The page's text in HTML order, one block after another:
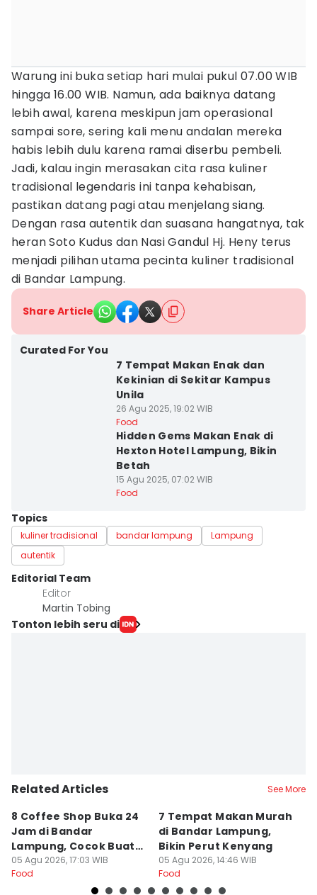
Warung ini buka setiap hari mulai pukul 07.00 WIB
hingga 16.00 WIB. Namun, ada baiknya datang
lebih awal, karena meskipun jam operasional
sampai sore, sering kali menu andalan mereka
habis lebih dulu karena ramai diserbu pembeli.
Jadi, kalau ingin merasakan cita rasa kuliner
tradisional legendaris ini tanpa kehabisan,
pastikan datang pagi atau menjelang siang.
Dengan rasa autentik dan suasana hangatnya, tak
heran Soto Kudus dan Nasi Gandul Hj. Heny terus
menjadi pilihan utama pecinta kuliner tradisional
di Bandar Lampung.
Share Article
Curated For You
7 Tempat Makan Enak dan
Kekinian di Sekitar Kampus
Unila
26 Agu 2025, 19:02 WIB
Food
Hidden Gems Makan Enak di
Hexton Hotel Lampung, Bikin
Betah
15 Agu 2025, 07:02 WIB
Food
Topics
kuliner tradisional bandar lampung
Lampung
autentik
Editorial Team
Editor
Martin Tobing
Tonton lebih seru di
Related Articles See More
8 Coffee Shop Buka 24
Jam di Bandar
Lampung, Cocok Buat
Begadang
05 Agu 2026, 17:03 WIB
Food
7 Tempat Makan Murah
di Bandar Lampung,
Bikin Perut Kenyang
05 Agu 2026, 14:46 WIB
Food